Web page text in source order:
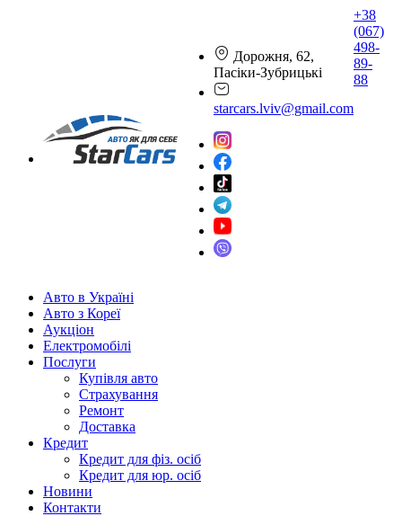
Дорожня, 62,
Пасіки-Зубрицькі
starcars.lviv@gmail.com
+38
(067)
498-
89-
88
Авто в Україні
Авто з Кореї
Аукціон
Електромобілі
Послуги
Купівля авто
Страхування
Ремонт
Доставка
Кредит
Кредит для фіз. осіб
Кредит для юр. осіб
Новини
Контакти